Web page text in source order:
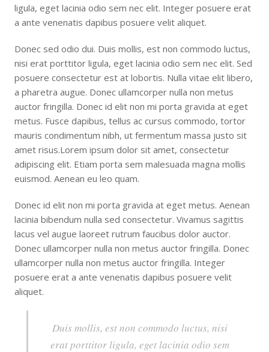
ligula, eget lacinia odio sem nec elit. Integer posuere erat
a ante venenatis dapibus posuere velit aliquet.
Donec sed odio dui. Duis mollis, est non commodo luctus,
nisi erat porttitor ligula, eget lacinia odio sem nec elit. Sed
posuere consectetur est at lobortis. Nulla vitae elit libero,
a pharetra augue. Donec ullamcorper nulla non metus
auctor fringilla. Donec id elit non mi porta gravida at eget
metus. Fusce dapibus, tellus ac cursus commodo, tortor
mauris condimentum nibh, ut fermentum massa justo sit
amet risus.Lorem ipsum dolor sit amet, consectetur
adipiscing elit. Etiam porta sem malesuada magna mollis
euismod. Aenean eu leo quam.
Donec id elit non mi porta gravida at eget metus. Aenean
lacinia bibendum nulla sed consectetur. Vivamus sagittis
lacus vel augue laoreet rutrum faucibus dolor auctor.
Donec ullamcorper nulla non metus auctor fringilla. Donec
ullamcorper nulla non metus auctor fringilla. Integer
posuere erat a ante venenatis dapibus posuere velit
aliquet.
Duis mollis, est non commodo luctus, nisi
erat porttitor ligula, eget lacinia odio sem